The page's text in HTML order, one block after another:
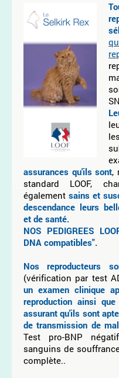
assurances qu'ils sont,
standard LOOF,
également sains et
descendance leurs
et de santé.
NOS PEDIGREES
DNA compatibles".
Nos reproducteurs
(vérification par test
un examen clinique
reproduction ainsi
assurant qu'ils sont
de transmission de
Test pro-BNP
sanguins de
complète..